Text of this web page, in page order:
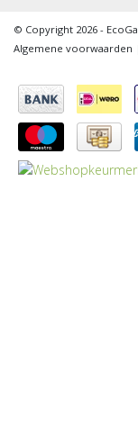
© Copyright 2026 -
Algemene voorwaarden